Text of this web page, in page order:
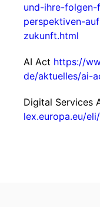
und-ihre-
perspektiven-
zukunft.html
AI Act https://
de/aktuelles/ai-
Digital Services
lex.europa.eu/